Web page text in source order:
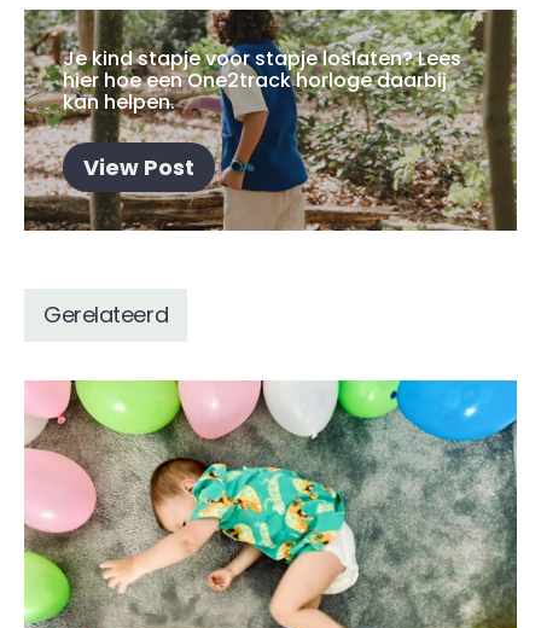
Je kind stapje voor stapje loslaten? Lees
hier hoe een One2track horloge daarbij
kan helpen.
View Post
Gerelateerd